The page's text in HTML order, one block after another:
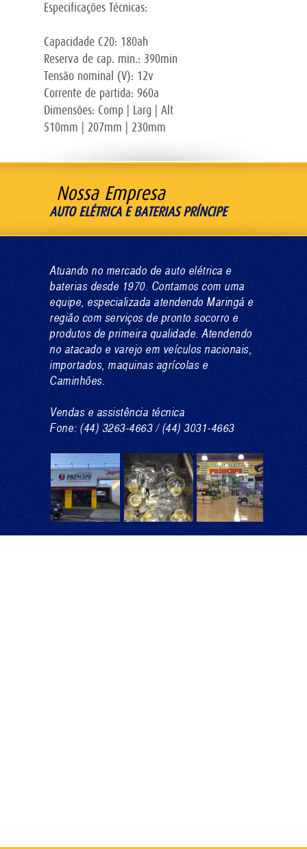
Especificações Técnicas:
Capacidade C20: 180ah
Reserva de cap. min.: 390min
Tensão nominal (V): 12v
Corrente de partida: 960a
Dimensões: Comp | Larg | Alt
510mm | 207mm | 230mm
Nossa Empresa
AUTO ELÉTRICA E BATERIAS PRÍNCIPE
Atuando no mercado de auto elétrica e
baterias desde 1970. Contamos com uma
equipe, especializada atendendo Maringá e
região com serviços de pronto socorro e
produtos de primeira qualidade. Atendendo
no atacado e varejo em veículos nacionais,
importados, maquinas agrícolas e
Caminhões.
Vendas e assistência técnica
Fone: (44) 3263-4663 / (44) 3031-4663